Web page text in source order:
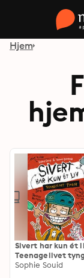
Hjem
Sivert har kun ét
Teenagelivet
Sophie Souid